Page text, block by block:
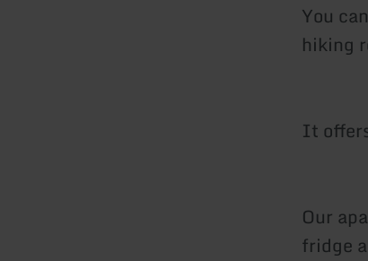
You
hiking
It
Our
fridge